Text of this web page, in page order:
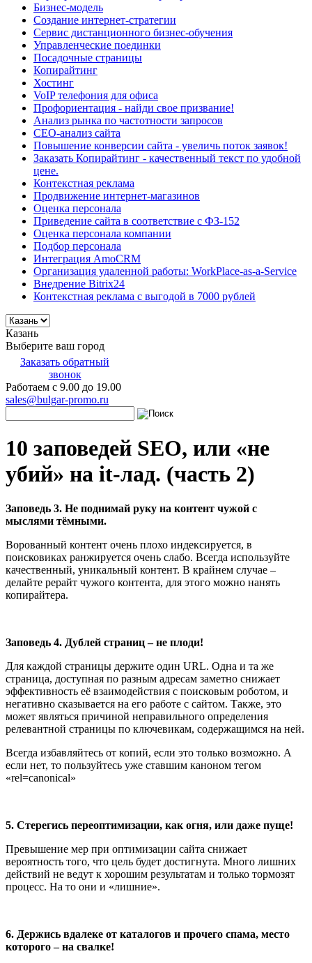
Бизнес-модель
Создание интернет-стратегии
Сервис дистанционного бизнес-обучения
Управленческие поединки
Посадочные страницы
Копирайтинг
Хостинг
VoIP телефония для офиса
Профориентация - найди свое призвание!
Анализ рынка по частотности запросов
СЕО-анализ сайта
Повышение конверсии сайта - увеличь поток заявок!
Заказать Копирайтинг - качественный текст по удобной
цене.
Контекстная реклама
Продвижение интернет-магазинов
Оценка персонала
Приведение сайта в соответствие с ФЗ-152
Оценка персонала компании
Подбор персонала
Интеграция AmoCRM
Организация удаленной работы: WorkPlace-as-a-Service
Внедрение Bitrix24
Контекстная реклама с выгодой в 7000 рублей
Казань
Выберите ваш город
Заказать обратный
звонок
Работаем с 9.00 до 19.00
sales@bulgar-promo.ru
10 заповедей SEO, или «не
убий» на it-лад. (часть 2)
Заповедь 3. Не поднимай руку на контент чужой с
мыслями тёмными.
Ворованный контент очень плохо индексируется, в
поисковиках ранжируется очень слабо. Всегда используйте
качественный, уникальный контент. В крайнем случае –
делайте рерайт чужого контента, для этого можно нанять
копирайтера.
Заповедь 4. Дублей страниц – не плоди!
Для каждой страницы держите один URL. Одна и та же
страница, доступная по разным адресам заметно снижает
эффективность её взаимодействия с поисковым роботом, и
негативно сказывается на его работе с сайтом. Также, это
может являться причиной неправильного определения
релевантной страницы по ключевикам, содержащимся на ней.
Всегда избавляйтесь от копий, если это только возможно. А
если нет, то пользуйтесь уже ставшим каноном тегом
«rel=canonical»
5. Стерегись переоптимизации, как огня, или даже пуще!
Превышение мер при оптимизации сайта снижает
вероятность того, что цель будет достигнута. Много лишних
действий не ведут к хорошим результатам и только тормозят
процесс. На то они и «лишние».
6. Держись вдалеке от каталогов и прочего спама, место
которого – на свалке!